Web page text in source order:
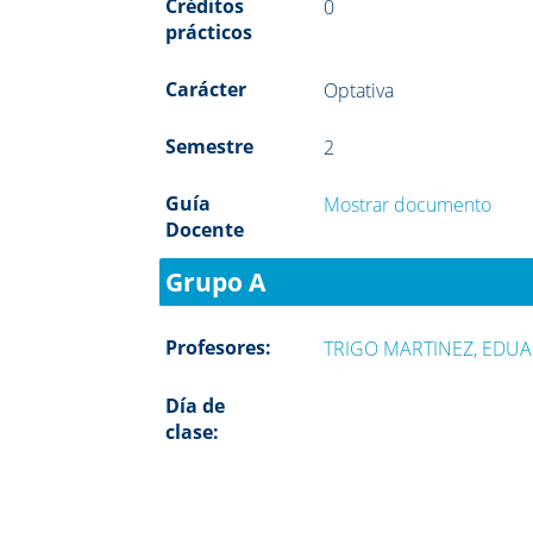
Créditos
prácticos
0
Carácter Optativa
Semestre 2
Guía
Docente
Mostrar documento
Grupo A
Profesores: TRIGO MARTINEZ,
Día de
clase: